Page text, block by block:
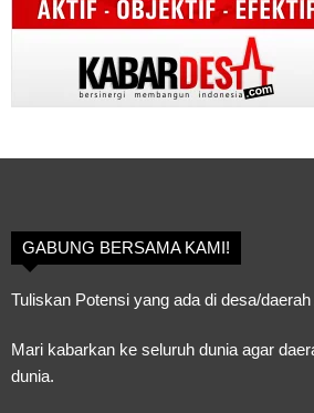
GABUNG BERSAMA KAMI!
Tuliskan Potensi yang ada di desa/daerah
Mari kabarkan ke seluruh dunia agar
dunia.